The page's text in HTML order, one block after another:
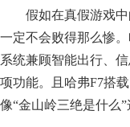
假如在真假游戏
一定不会败得那么惨
系统兼顾智能出行、
项功能。且哈弗F7搭
像“金山岭三绝是什么